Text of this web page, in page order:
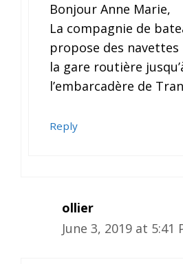
Bonjour Anne Marie,
La compagnie de
propose des
la gare routière
l’embarcadère de
Reply
ollier
June 3, 2019 at 5:41